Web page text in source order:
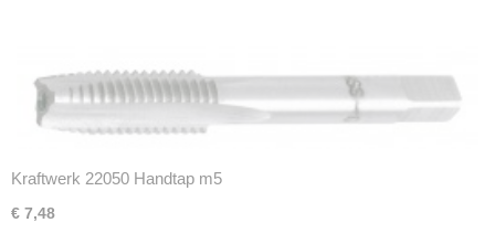
Kraftwerk 22050 Handtap m5
€ 7,48